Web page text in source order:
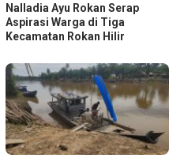
Nalladia Ayu Rokan Serap
Aspirasi Warga di Tiga
Kecamatan Rokan Hilir